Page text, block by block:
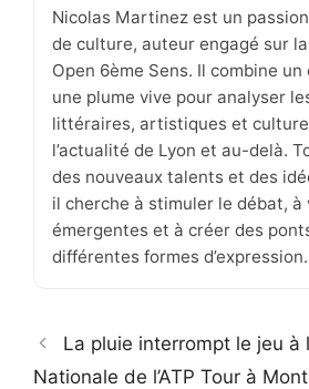
Nicolas Martinez est un
de culture, auteur engagé sur
Open 6ème Sens. Il combine
une plume vive pour analyser
littéraires, artistiques et
l’actualité de Lyon et au-delà.
des nouveaux talents et des
il cherche à stimuler le débat, à
émergentes et à créer des
différentes formes d’expression.
La pluie interrompt le jeu à
Nationale de l’ATP Tour à